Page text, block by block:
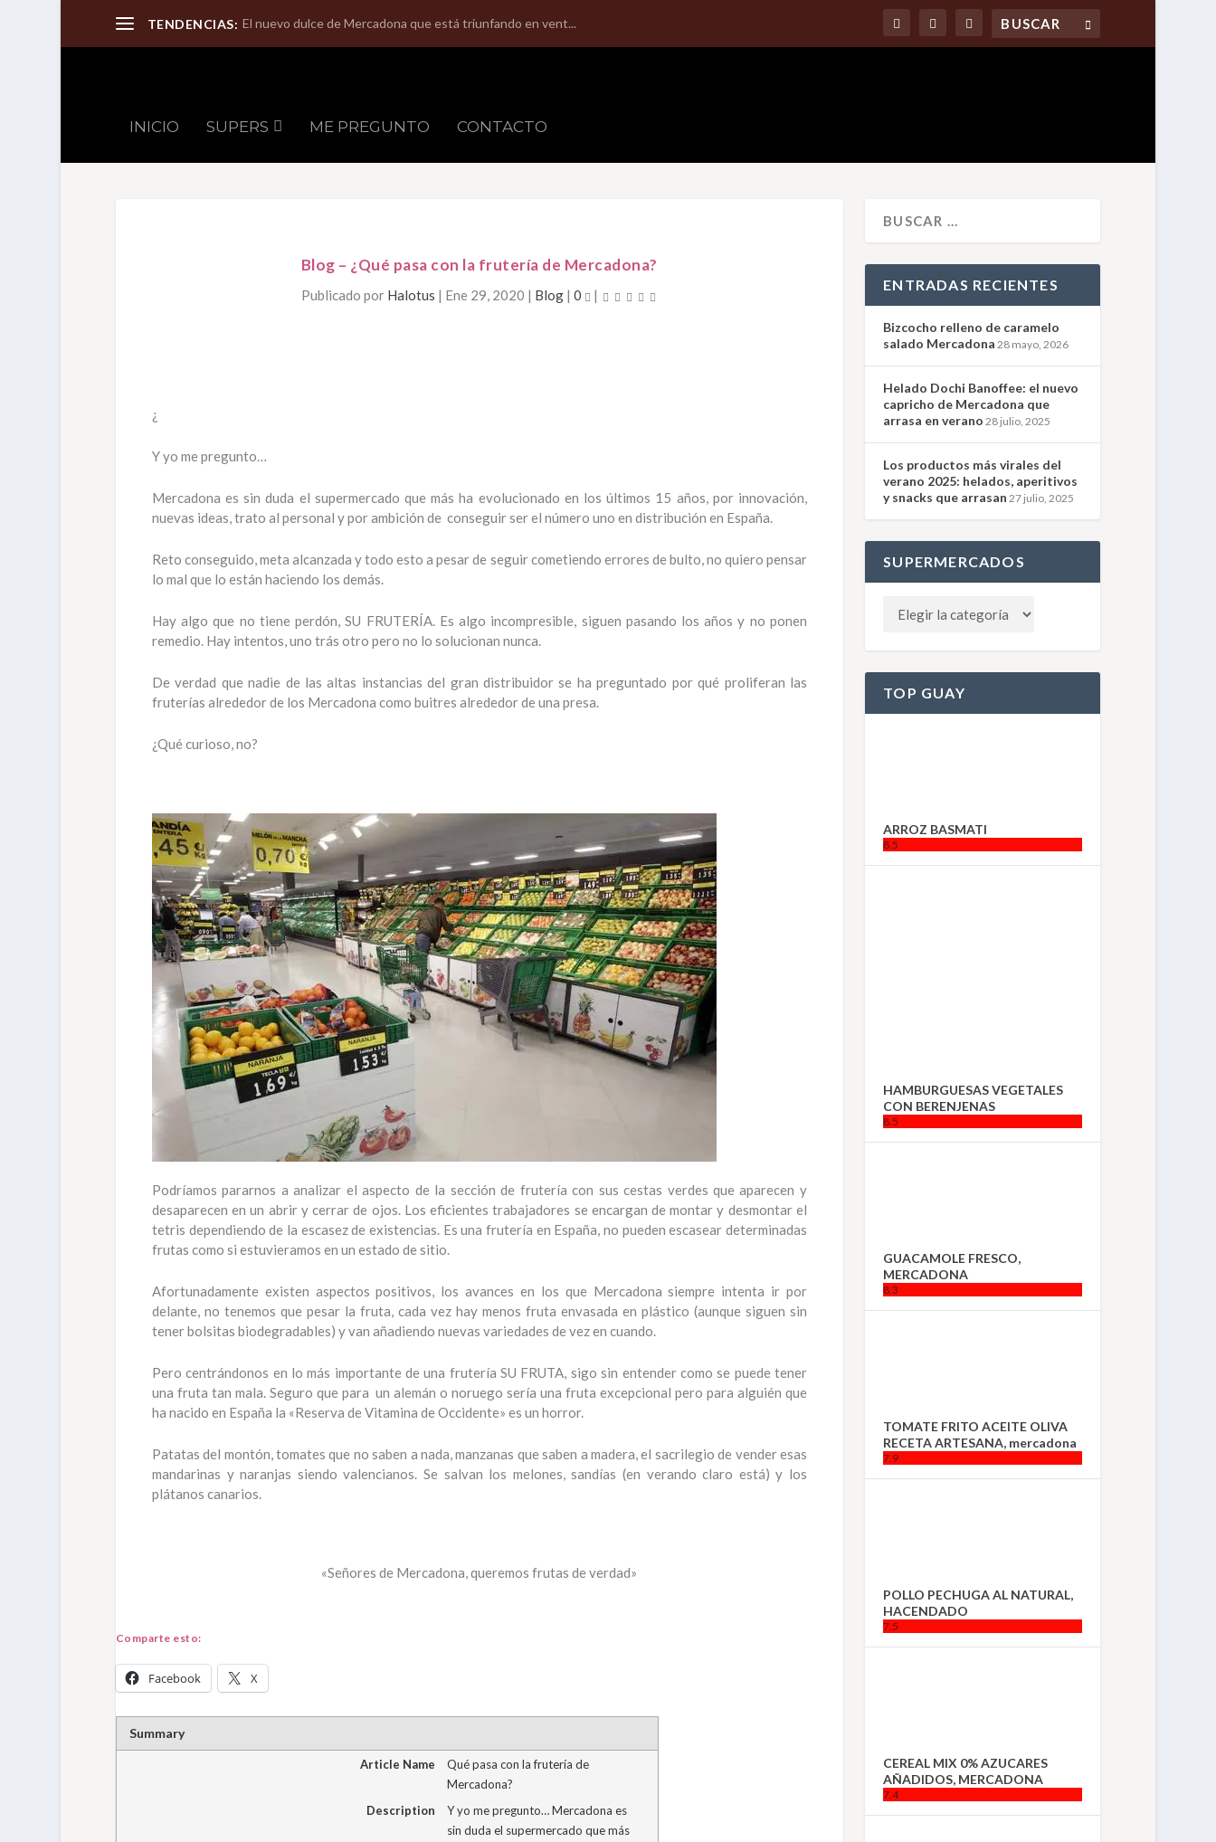
TENDENCIAS: El nuevo dulce de Mercadona que está triunfando en vent...
INICIO SUPERS ME PREGUNTO CONTACTO
Blog – ¿Qué pasa con la frutería de Mercadona?
Publicado por Halotus | Ene 29, 2020 | Blog |0 |
¿
Y yo me pregunto…
Mercadona es sin duda el supermercado que más ha evolucionado en los últimos 15 años, por innovación,
nuevas ideas, trato al personal y por ambición de conseguir ser el número uno en distribución en España.
Reto conseguido, meta alcanzada y todo esto a pesar de seguir cometiendo errores de bulto, no quiero pensar
lo mal que lo están haciendo los demás.
Hay algo que no tiene perdón, SU FRUTERÍA. Es algo incompresible, siguen pasando los años y no ponen
remedio. Hay intentos, uno trás otro pero no lo solucionan nunca.
De verdad que nadie de las altas instancias del gran distribuidor se ha preguntado por qué proliferan las
fruterías alrededor de los Mercadona como buitres alrededor de una presa.
¿Qué curioso, no?
Podríamos pararnos a analizar el aspecto de la sección de frutería con sus cestas verdes que aparecen y
desaparecen en un abrir y cerrar de ojos. Los eficientes trabajadores se encargan de montar y desmontar el
tetris dependiendo de la escasez de existencias. Es una frutería en España, no pueden escasear determinadas
frutas como si estuvieramos en un estado de sitio.
Afortunadamente existen aspectos positivos, los avances en los que Mercadona siempre intenta ir por
delante, no tenemos que pesar la fruta, cada vez hay menos fruta envasada en plástico (aunque siguen sin
tener bolsitas biodegradables) y van añadiendo nuevas variedades de vez en cuando.
Pero centrándonos en lo más importante de una frutería SU FRUTA, sigo sin entender como se puede tener
una fruta tan mala. Seguro que para un alemán o noruego sería una fruta excepcional pero para alguién que
ha nacido en España la «Reserva de Vitamina de Occidente» es un horror.
Patatas del montón, tomates que no saben a nada, manzanas que saben a madera, el sacrilegio de vender esas
mandarinas y naranjas siendo valencianos. Se salvan los melones, sandías (en verando claro está) y los
plátanos canarios.
«Señores de Mercadona, queremos frutas de verdad»
Comparte esto:
Facebook X
Summary
Article Name
Qué pasa con la frutería de
Mercadona?
Description
Y yo me pregunto… Mercadona es
sin duda el supermercado que más
ENTRADAS RECIENTES
Bizcocho relleno de caramelo
salado Mercadona 28 mayo, 2026
Helado Dochi Banoffee: el nuevo
capricho de Mercadona que
arrasa en verano 28 julio, 2025
Los productos más virales del
verano 2025: helados, aperitivos
y snacks que arrasan 27 julio, 2025
SUPERMERCADOS
TOP GUAY
ARROZ BASMATI
8.5
HAMBURGUESAS VEGETALES
CON BERENJENAS
8.5
GUACAMOLE FRESCO,
MERCADONA
8.3
TOMATE FRITO ACEITE OLIVA
RECETA ARTESANA, mercadona
7.9
POLLO PECHUGA AL NATURAL,
HACENDADO
7.5
CEREAL MIX 0% AZUCARES
AÑADIDOS, MERCADONA
7.4